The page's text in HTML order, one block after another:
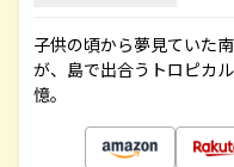
子供の頃から夢見ていた
が、島で出合うトロピカ
憶。